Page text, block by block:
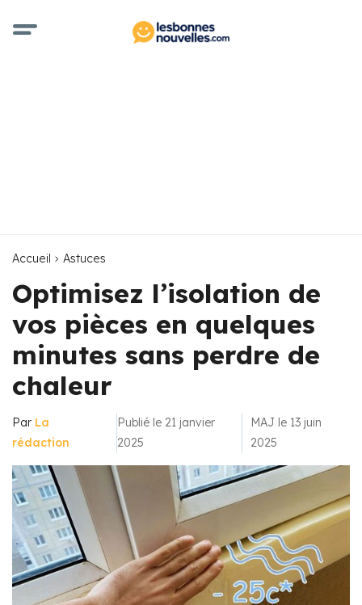
Accueil Astuces
Optimisez l’isolation de
vos pièces en quelques
minutes sans perdre de
chaleur
Par La
rédaction
Publié le 21 janvier
2025
MAJ le 13 juin
2025